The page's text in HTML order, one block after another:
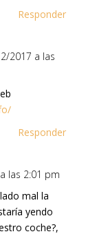
Responder
2017 a las
Responder
las 2:01 pm
mal la
yendo
coche?,